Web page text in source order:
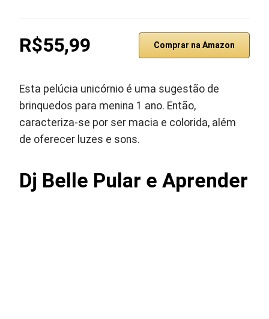
R$55,99 Comprar na Amazon
Esta pelúcia unicórnio é uma sugestão de
brinquedos para menina 1 ano. Então,
caracteriza-se por ser macia e colorida, além
de oferecer luzes e sons.
Dj Belle Pular e Aprender